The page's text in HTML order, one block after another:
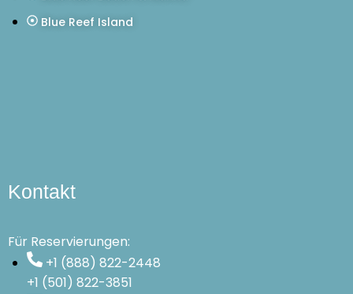
Blue Reef Island
Kontakt
Für Reservierungen:
+1 (888) 822-2448
+1 (501) 822-3851